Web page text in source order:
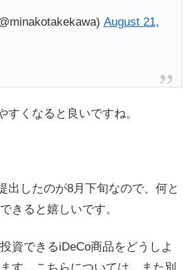
August 21,
すくなると良いですね。
出したのが8月下旬なので、何と
きると嬉しいです。
資できるiDeCo商品をどうしよ